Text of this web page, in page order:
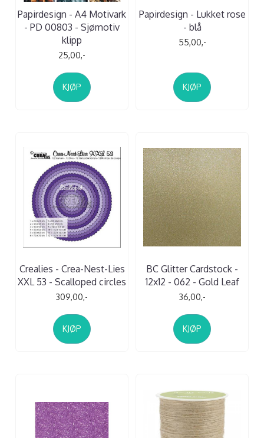
Papirdesign - A4 Motivark
- PD 00803 - Sjømotiv
klipp
25,00,-
KJØP
Papirdesign - Lukket rose
- blå
55,00,-
KJØP
Crealies - Crea-Nest-Lies
XXL 53 - Scalloped circles
309,00,-
KJØP
BC Glitter Cardstock -
12x12 - 062 - Gold Leaf
36,00,-
KJØP